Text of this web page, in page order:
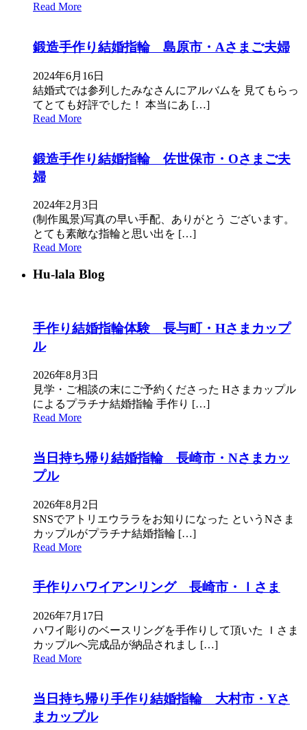
Read More
鍛造手作り結婚指輪 島原市・Aさまご夫婦
2024年6月16日
結婚式では参列したみなさんにアルバムを 見てもらっ
てとても好評でした！ 本当にあ […]
Read More
鍛造手作り結婚指輪 佐世保市・Oさまご夫
婦
2024年2月3日
(制作風景)写真の早い手配、ありがとう ございます。
とても素敵な指輪と思い出を […]
Read More
Hu-lala Blog
手作り結婚指輪体験 長与町・Hさまカップ
ル
2026年8月3日
見学・ご相談の末にご予約くださった Hさまカップル
によるプラチナ結婚指輪 手作り […]
Read More
当日持ち帰り結婚指輪 長崎市・Nさまカッ
プル
2026年8月2日
SNSでアトリエウララをお知りになった というNさま
カップルがプラチナ結婚指輪 […]
Read More
手作りハワイアンリング 長崎市・Ｉさま
2026年7月17日
ハワイ彫りのベースリングを手作りして頂いた Ｉさま
カップルへ完成品が納品されまし […]
Read More
当日持ち帰り手作り結婚指輪 大村市・Yさ
まカップル